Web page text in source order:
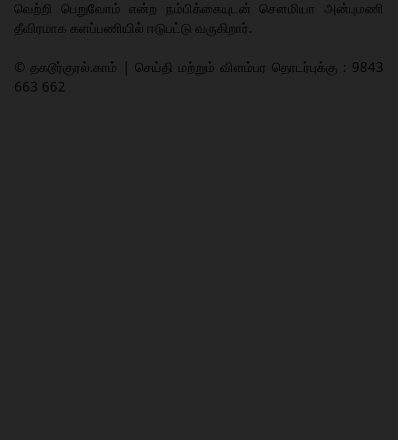
வெற்றி பெறுவோம் என்ற நம்பிக்கையுடன் சௌமியா அன்புமணி
தீவிரமாக களப்பணியில் ஈடுபட்டு வருகிறார்.
© தகடூர்குரல்.காம் | செய்தி மற்றும் விளம்பர தொடர்புக்கு : 9843
663 662